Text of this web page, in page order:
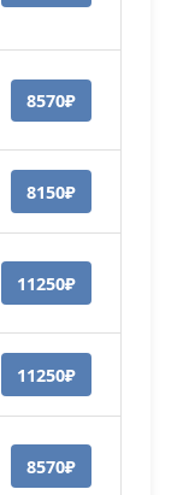
8570₽
8150₽
11250₽
11250₽
8570₽